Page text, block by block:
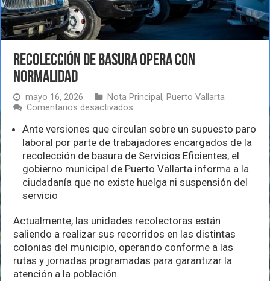
Recolección de basura opera con
normalidad
mayo 16, 2026 Nota Principal, Puerto Vallarta
Comentarios desactivados
de
basura
opera
con
normalidad
Ante versiones que circulan sobre un supuesto paro
laboral por parte de trabajadores encargados de la
recolección de basura de Servicios Eficientes, el
gobierno municipal de Puerto Vallarta informa a la
ciudadanía que no existe huelga ni suspensión del
servicio
Actualmente, las unidades recolectoras están
saliendo a realizar sus recorridos en las distintas
colonias del municipio, operando conforme a las
rutas y jornadas programadas para garantizar la
atención a la población.